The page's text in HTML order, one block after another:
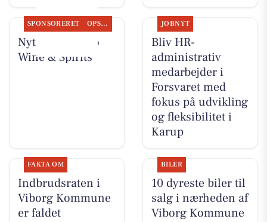
SPONSORERET OPSLAGSTAVLEN
Nyt fra Lahvino
Wine & Spirits
JOBNYT
Bliv HR-
administrativ
medarbejder i
Forsvaret med
fokus på udvikling
og fleksibilitet i
Karup
FAKTA OM
Indbrudsraten i
Viborg Kommune
er faldet
BILER
10 dyreste biler til
salg i nærheden af
Viborg Kommune